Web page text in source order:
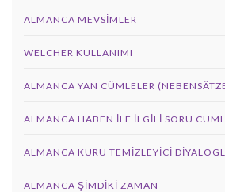
ALMANCA MEVSIMLER
WELCHER KULLANIMI
ALMANCA YAN CÜMLELER
ALMANCA HABEN İLE İLGILI SORU
ALMANCA KURU TEMIZLEYICI
ALMANCA ŞIMDIKI ZAMAN